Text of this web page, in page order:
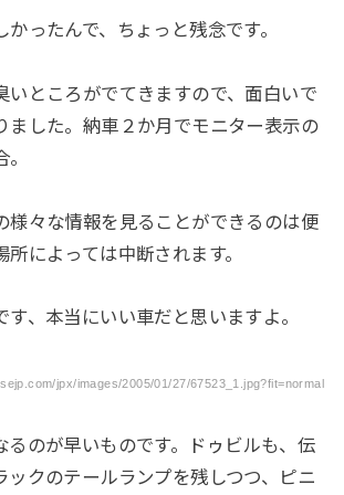
ったんで、ちょっと残念です。
いところがでてきますので、面白いで
ました。納車２か月でモニター表示の
様々な情報を見ることができるのは便
によっては中断されます。
す、本当にいい車だと思いますよ。
jpx/images/2005/01/27/67523_1.jpg?fit=normal
るのが早いものです。ドゥビルも、伝
ックのテールランプを残しつつ、ピニ